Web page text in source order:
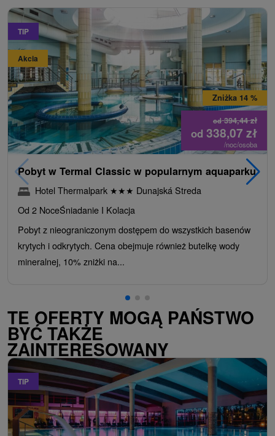
TIP
Akcia
od394,44zł
Zniżka 14 %
od 338,07 zł
/noc/osoba
Pobyt w Termal Classic w popularnym aquaparku
Hotel Thermalpark ★★★ Dunajská Streda
Od 2 NoceŚniadanie I Kolacja
Pobyt z nieograniczonym dostępem do wszystkich basenów
krytych i odkrytych. Cena obejmuje również butelkę wody
mineralnej, 10% zniżki na...
TE OFERTY MOGĄ PAŃSTWO
BYĆ TAKŻE
ZAINTERESOWANY
TIP